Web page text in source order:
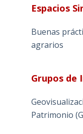
Espacios
Buenas
agrarios
Grupos de
Patrimonio